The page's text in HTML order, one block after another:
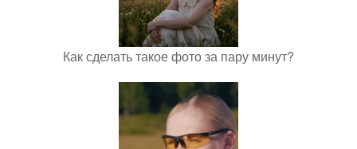
Как сделать такое фото за пару минут?